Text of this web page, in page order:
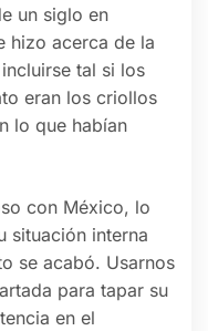
un siglo en
hizo acerca de la
tal si los
eran los criollos
lo que habían
con México, lo
situación interna
se acabó. Usarnos
para tapar su
en el